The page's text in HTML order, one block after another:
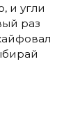
и угли
раз